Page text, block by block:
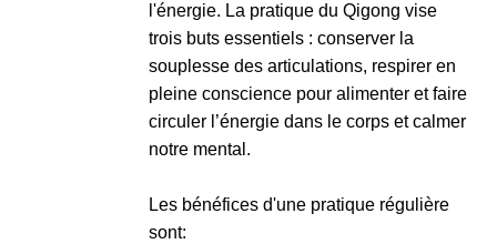
l'énergie. La pratique du Qigong vise
trois buts essentiels : conserver la
souplesse des articulations, respirer en
pleine conscience pour alimenter et faire
circuler l’énergie dans le corps et calmer
notre mental.
Les bénéfices d'une pratique régulière
sont: